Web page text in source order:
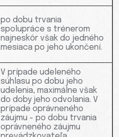
po dobu trvania
spolupráce s trénerom
najneskôr však do jedného
mesiaca po jeho ukončení.
V prípade udeleného
súhlasu po dobu jeho
udelenia, maximálne však
do doby jeho odvolania. V
prípade oprávneného
záujmu - po dobu trvania
oprávneného záujmu